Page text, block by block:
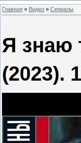
Главная » Видео » Сериалы
Я знаю
(2023).